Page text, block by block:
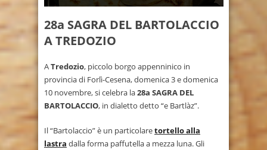
28a SAGRA DEL BARTOLACCIO
A TREDOZIO
ATredozio, piccolo borgo appenninico in
provincia di Forlì-Cesena, domenica 3 e domenica
10 novembre, si celebra la28a SAGRA DEL
BARTOLACCIO, in dialetto detto “e Bartlàz”.
Il “Bartolaccio” è un particolaretortello alla
lastra dalla forma paffutella a mezza luna. Gli